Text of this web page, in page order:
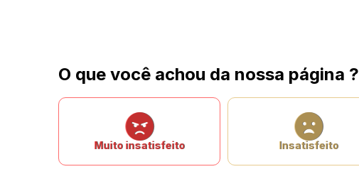
O que você achou da nossa página ?
Muito insatisfeito Insatisfeito